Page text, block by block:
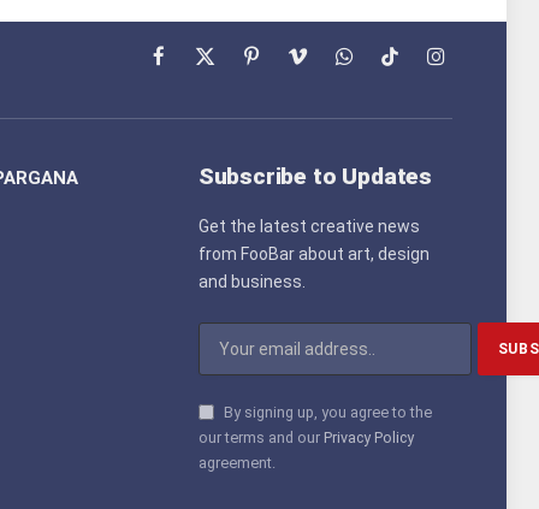
Facebook
X
PinterestVimeoWhatsAppTikTokInstagram
Subscribe to Updates
Get the latest creative news
from FooBar about art, design
and business.
By signing up, you agree to the
our terms and our Privacy Policy
agreement.